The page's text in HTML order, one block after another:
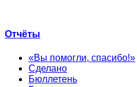
Отчёты
«Вы помогли, спасибо!»
Сделано
Бюллетень